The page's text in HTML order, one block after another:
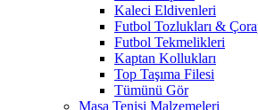
Kaleci Eldivenleri
Futbol Tozlukları &
Futbol Tekmelikleri
Kaptan Kollukları
Top Taşıma Filesi
Tümünü Gör
Masa Tenisi Malzemeleri